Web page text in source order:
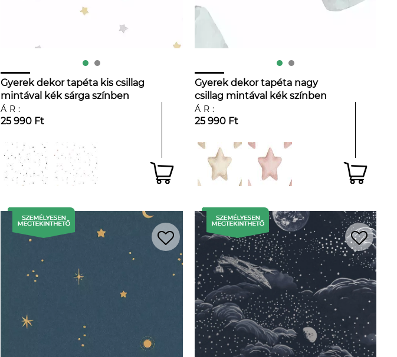
Gyerek dekor tapéta kis csillag
mintával kék sárga színben
ÁR:
25 990 Ft
Gyerek dekor tapéta nagy
csillag mintával kék színben
ÁR:
25 990 Ft